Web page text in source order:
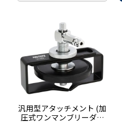
汎用型アタッチメント (加
圧式ワンマンブリーダー